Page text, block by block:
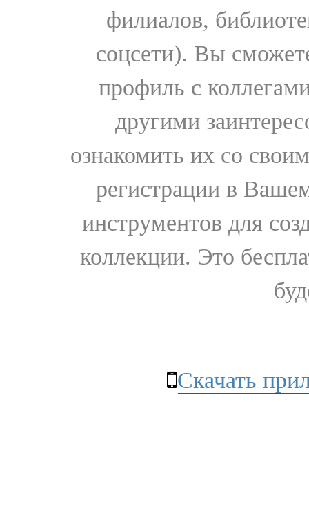
филиалов,
соцсети). Вы
профиль с
другими
ознакомить их со
регистрации в
инструментов для
коллекции. Это
Скачать